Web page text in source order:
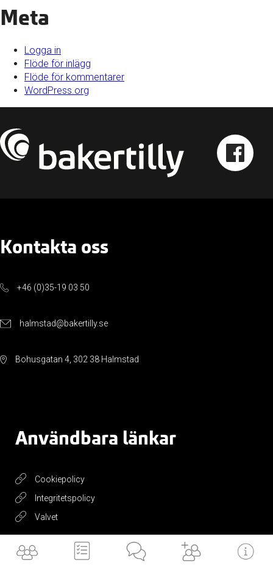
Meta
Logga in
Flöde för inlägg
Flöde för kommentarer
WordPress.org
Kontakta oss
+46 (0)35-19 03 50
halmstad@bakertilly.se
Bohusgatan 4, 302 38 Halmstad
Användbara länkar
Cookiepolicy
Integritetspolicy
Valvet